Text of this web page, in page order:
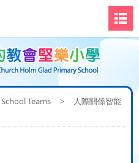
School Teams >
人際關係智能